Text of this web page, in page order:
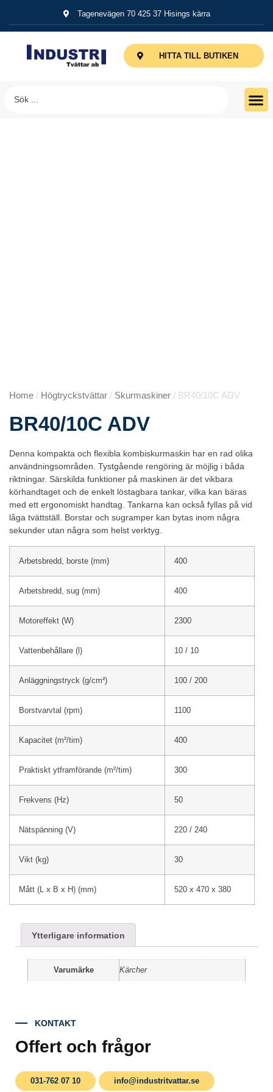
Tagenevägen 70 425 37 Hisings kärra
HITTA TILL BUTIKEN
Home / Högtryckstvättar / Skurmaskiner / BR40/10C ADV
BR40/10C ADV
Denna kompakta och flexibla kombiskurmaskin har en rad olika
användningsområden. Tystgående rengöring är möjlig i båda
riktningar. Särskilda funktioner på maskinen är det vikbara
körhandtaget och de enkelt löstagbara tankar, vilka kan bäras
med ett ergonomiskt handtag. Tankarna kan också fyllas på vid
låga tvättställ. Borstar och sugramper kan bytas inom några
sekunder utan några som helst verktyg.
Arbetsbredd, borste (mm) 400
Arbetsbredd, sug (mm) 400
Motoreffekt (W) 2300
Vattenbehållare (l) 10 / 10
Anläggningstryck (g/cm²) 100 / 200
Borstvarvtal (rpm) 1100
Kapacitet (m²/tim) 400
Praktiskt ytframförande (m²/tim) 300
Frekvens (Hz) 50
Nätspänning (V) 220 / 240
Vikt (kg) 30
Mått (L x B x H) (mm) 520 x 470 x 380
Ytterligare information
Varumärke Kärcher
KONTAKT
Offert och frågor
031-762 07 10 info@industritvattar.se